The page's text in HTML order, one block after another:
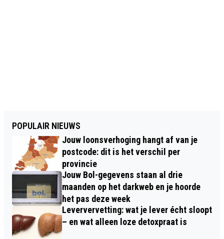
POPULAIR NIEUWS
Jouw loonsverhoging hangt af van je
postcode: dit is het verschil per
provincie
Jouw Bol-gegevens staan al drie
maanden op het darkweb en je hoorde
het pas deze week
Leververvetting: wat je lever écht sloopt
– en wat alleen loze detoxpraat is